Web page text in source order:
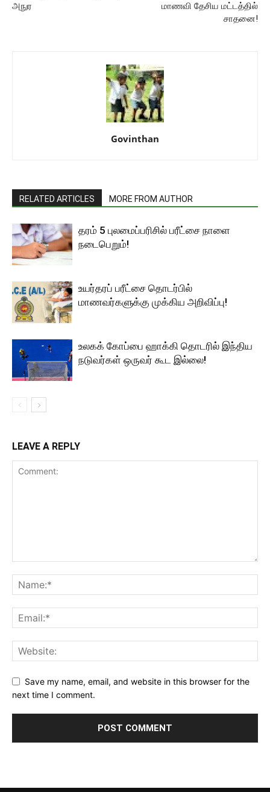
அநுர
மாணவி தேசிய மட்டத்தில்
சாதனை!
Govinthan
RELATED ARTICLES MORE FROM AUTHOR
தரம் 5 புலமைப்பரிசில் பரீட்சை நாளை
நடைபெறும்!
உயர்தரப் பரீட்சை தொடர்பில்
மாணவர்களுக்கு முக்கிய அறிவிப்பு!
உலகக் கோப்பை ஹாக்கி தொடரில் இந்திய
நடுவர்கள் ஒருவர் கூட இல்லை!
LEAVE A REPLY
Save my name, email, and website in this browser for the
next time I comment.